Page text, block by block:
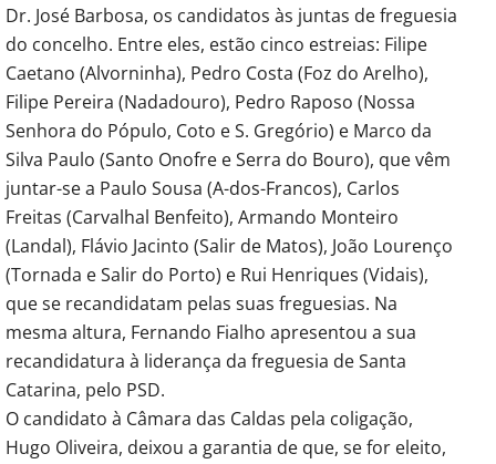
Dr. José Barbosa, os candidatos às juntas de freguesia
do concelho. Entre eles, estão cinco estreias: Filipe
Caetano (Alvorninha), Pedro Costa (Foz do Arelho),
Filipe Pereira (Nadadouro), Pedro Raposo (Nossa
Senhora do Pópulo, Coto e S. Gregório) e Marco da
Silva Paulo (Santo Onofre e Serra do Bouro), que vêm
juntar-se a Paulo Sousa (A-dos-Francos), Carlos
Freitas (Carvalhal Benfeito), Armando Monteiro
(Landal), Flávio Jacinto (Salir de Matos), João Lourenço
(Tornada e Salir do Porto) e Rui Henriques (Vidais),
que se recandidatam pelas suas freguesias. Na
mesma altura, Fernando Fialho apresentou a sua
recandidatura à liderança da freguesia de Santa
Catarina, pelo PSD.
O candidato à Câmara das Caldas pela coligação,
Hugo Oliveira, deixou a garantia de que, se for eleito,